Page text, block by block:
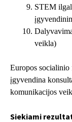
STEM
veikla)
Europos
įgyvendina
komunikacijos
Siekiami